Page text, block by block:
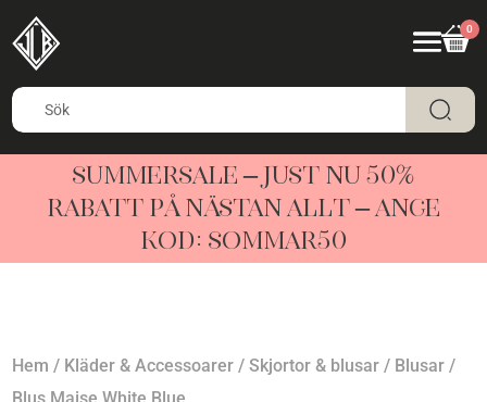
0
SUMMERSALE – JUST NU 50%
RABATT PÅ NÄSTAN ALLT – ANGE
KOD: SOMMAR50
Hem / Kläder & Accessoarer /Skjortor & blusar / Blusar /